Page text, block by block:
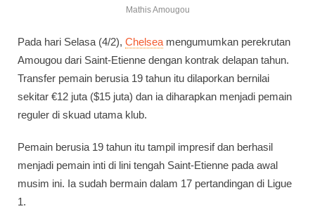
Mathis Amougou
Pada hari Selasa (4/2), Chelseamengumumkan perekrutan
Amougou dari Saint-Etienne dengan kontrak delapan tahun.
Transfer pemain berusia 19 tahun itu dilaporkan bernilai
sekitar €12 juta ($15 juta) dan ia diharapkan menjadi pemain
reguler di skuad utama klub.
Pemain berusia 19 tahun itu tampil impresif dan berhasil
menjadi pemain inti di lini tengah Saint-Etienne pada awal
musim ini. Ia sudah bermain dalam 17 pertandingan di Ligue
1.